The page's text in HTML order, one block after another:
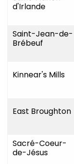
d'Irlande
Saint-Jean-de-
Brébeuf
Kinnear's Mills
East Broughton
Sacré-Coeur-
de-Jésus